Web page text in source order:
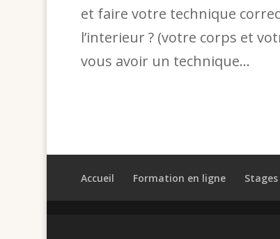
et faire votre technique
l’interieur ? (votre corps et
vous avoir un technique...
Accueil Formation en ligne Stages